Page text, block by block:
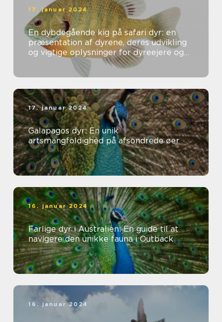
17. januar 2024
En dybdegående kig på safari dyr: en
præsentation af dyrene, deres udvikling
og vigtige oplysninger for dyreejere og
dyreelskere
17. januar 2024
Galapagos dyr: En unik
artsmangfoldighed på afsondrede øer
16. januar 2024
Farlige dyr i Australien: En guide til at
navigere den unikke fauna i Outback
16. januar 2024